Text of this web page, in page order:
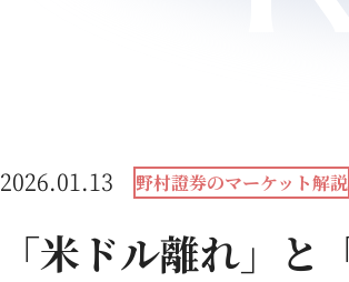
2026.01.13 野村證券のマーケット解説
「米ドル離れ」